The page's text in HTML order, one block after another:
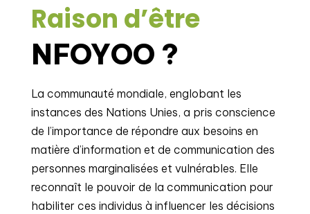
Raison d’être
NFOYOO ?
La communauté mondiale, englobant les
instances des Nations Unies, a pris conscience
de l’importance de répondre aux besoins en
matière d’information et de communication des
personnes marginalisées et vulnérables. Elle
reconnaît le pouvoir de la communication pour
habiliter ces individus à influencer les décisions